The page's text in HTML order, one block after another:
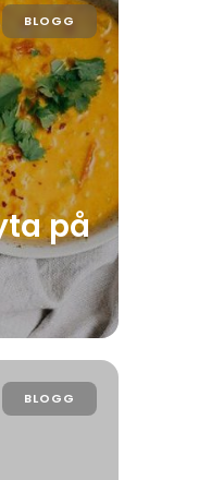
BLOGG
på
BLOGG